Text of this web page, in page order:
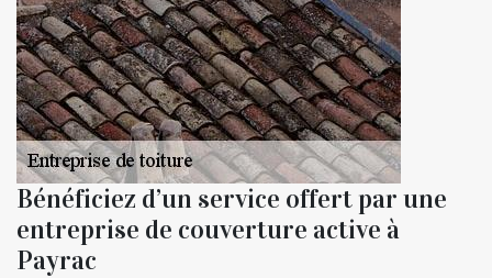
Bénéficiez d’un service offert par une
entreprise de couverture active à
Payrac